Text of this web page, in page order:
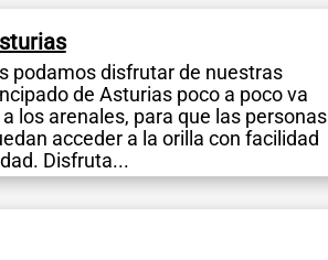
podamos disfrutar de nuestras
de Asturias poco a poco va
los arenales, para que las personas
acceder a la orilla con facilidad
Disfruta...